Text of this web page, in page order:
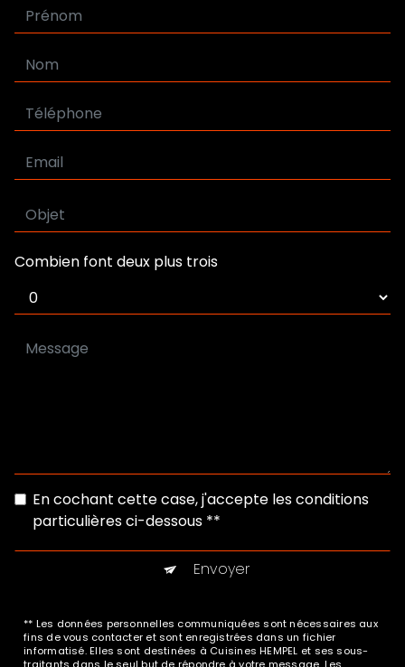
Combien font deux plus trois
En cochant cette case, j'accepte les conditions
particulières ci-dessous **
Envoyer
** Les données personnelles communiquées sont nécessaires aux
fins de vous contacter et sont enregistrées dans un fichier
informatisé. Elles sont destinées à Cuisines HEMPEL et ses sous-